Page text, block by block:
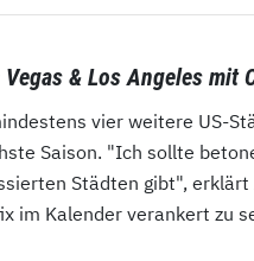
& Los Angeles mit
vier weitere US-
Saison. "Ich sollte
Städten gibt",
im Kalender verankert zu